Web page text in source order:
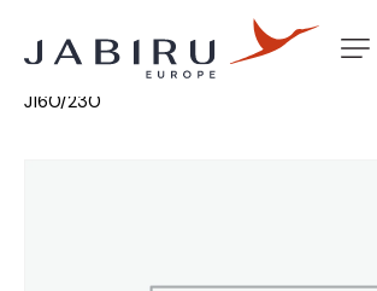
Accueil Non classé
J160/230